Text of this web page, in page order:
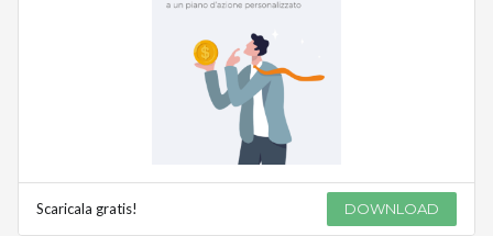
Scaricala gratis! DOWNLOAD